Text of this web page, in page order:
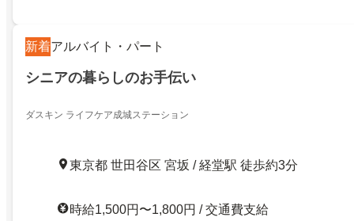
新着アルバイト・パート
シニアの暮らしのお手伝い
ダスキン ライフケア成城ステーション
東京都 世田谷区 宮坂 / 経堂駅 徒歩約3分
時給1,500円〜1,800円 / 交通費支給